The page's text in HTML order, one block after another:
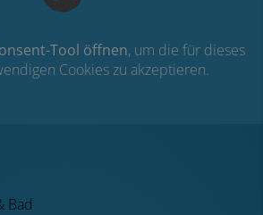
Tool öffnen, um die für dieses
Cookies zu akzeptieren.
Bad